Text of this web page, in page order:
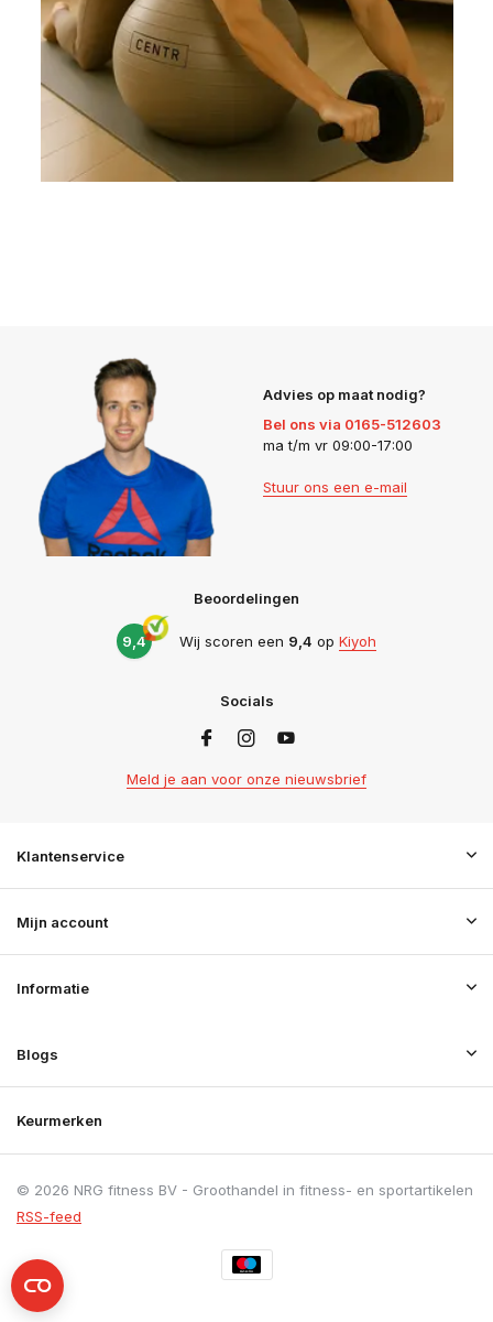
Advies op maat nodig?
Bel ons via 0165-512603
ma t/m vr 09:00-17:00
Stuur ons een e-mail
Beoordelingen
9,4 Wij scoren een 9,4 op Kiyoh
Socials
Meld je aan voor onze nieuwsbrief
Klantenservice
Mijn account
Informatie
Blogs
Keurmerken
© 2026 NRG fitness BV - Groothandel in fitness- en sportartikelen
RSS-feed